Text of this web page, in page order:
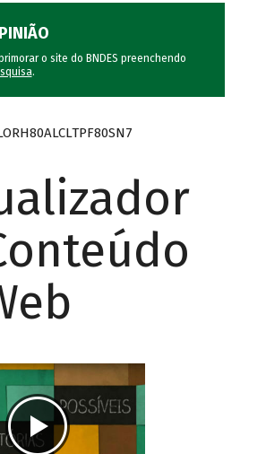
o site do BNDES preenchendo
.